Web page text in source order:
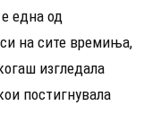
една од
на сите времиња,
изгледала
постигнувала